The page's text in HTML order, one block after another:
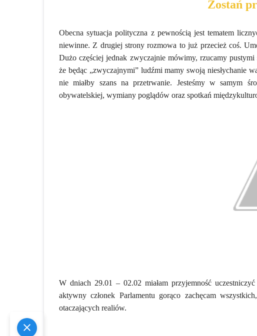
Zostań
Obecna sytuacja polityczna z pewnością jest tematem
niewinne. Z drugiej strony rozmowa to już przecież coś.
Dużo częściej jednak zwyczajnie mówimy, rzucamy
że będąc „zwyczajnymi” ludźmi mamy swoją niesłychanie
nie miałby szans na przetrwanie. Jesteśmy w samym
obywatelskiej, wymiany poglądów oraz spotkań
W dniach 29.01 – 02.02 miałam przyjemność
aktywny członek Parlamentu gorąco zachęcam
otaczających realiów.